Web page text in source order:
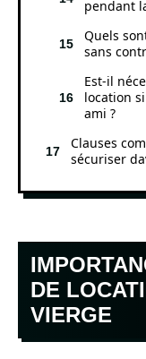
pendant
Quels
sans
Est-il
location
ami ?
Clauses
sécuriser
DE
VIERGE